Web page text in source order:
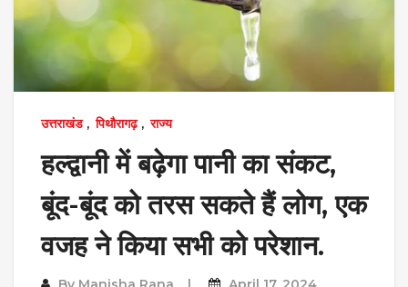
उत्तराखंड, पिथौरागढ़, राज्य
हल्द्वानी में बढ़ेगा पानी का संकट,
बूंद-बूंद को तरस सकते हैं लोग, एक
वजह ने किया सभी को परेशान.